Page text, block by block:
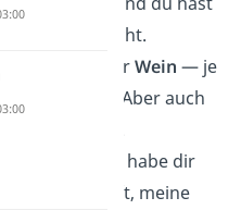
viel gelacht.
wie ein guterWein — je
desto besser. Aber auch
Birthday! Ich habe dir
nichts gekauft, meine